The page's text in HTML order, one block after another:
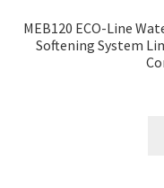
MEB120 ECO-Line
Softening System